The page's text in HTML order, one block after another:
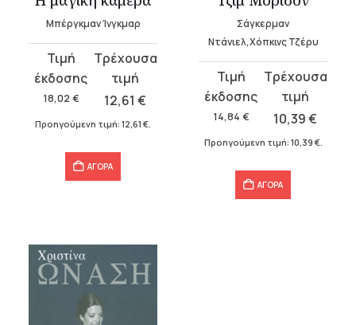
Μπέργκμαν Ίνγκμαρ
18,02 €
Original
price
was:
18,02 €.
12,61 €
τρέχουσα
τιμή
είναι:
Προηγούμενη τιμή: 12,61 €.
ΑΓΟΡΑ
Σάγκερμαν
Ντάνιελ,Χόπκινς Τζέρυ
14,84 €
Original
price
was:
14,84 €.
10,39€
τρέχουσα
τιμή
είναι:
Προηγούμενη τιμή: 10,39 €.
ΑΓΟΡΑ